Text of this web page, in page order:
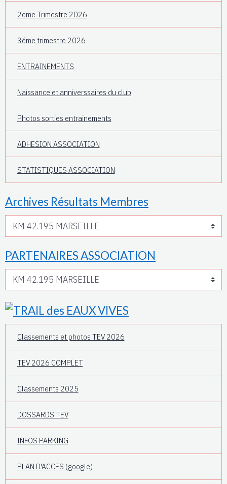
2eme Trimestre 2026
3éme trimestre 2026
ENTRAINEMENTS
Naissance et anniverssaires du club
Photos sorties entrainements
ADHESION ASSOCIATION
STATISTIQUES ASSOCIATION
Archives Résultats Membres
PARTENAIRES ASSOCIATION
Classements et photos TEV 2026
TEV 2026 COMPLET
Classements 2025
DOSSARDS TEV
INFOS PARKING
PLAN D'ACCES (google)